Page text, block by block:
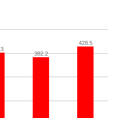
382.2
428.5